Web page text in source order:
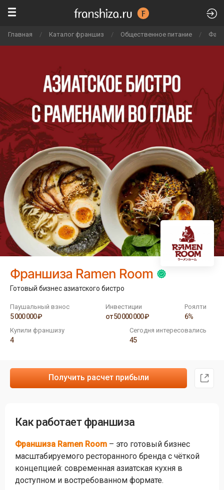
Главная / Каталог франшиз / Общественное питание /
Франшиза Ramen Room
Готовый бизнес азиатского бистро
Паушальный взнос
5 000 000 ₽
Инвестиции
от 50 000 000 ₽
Роялти
6%
Купили франшизу
4
Сегодня интересовались
45
Получить расчет прибыли
Как работает франшиза
Франшиза Ramen Room – это готовый бизнес
масштабируемого ресторанного бренда с чёткой
концепцией: современная азиатская кухня в
доступном и востребованном формате.